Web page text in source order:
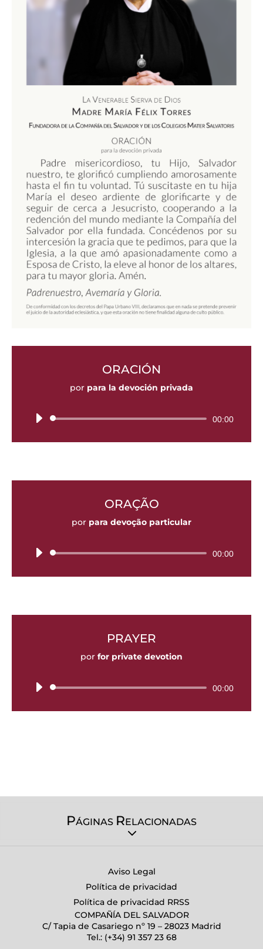
ORACIÓN
por para la devoción privada
Reproductor
audio
00:00
ORAÇÃO
por para devoção particular
Reproductor
audio
00:00
PRAYER
por for private devotion
Reproductor
audio
00:00
PÁGINAS RELACIONADAS
Aviso Legal
Política de privacidad
Política de privacidad RRSS
COMPAÑÍA DEL SALVADOR
C/ Tapia de Casariego nº 19 – 28023 Madrid
Tel.: (+34) 91 357 23 68